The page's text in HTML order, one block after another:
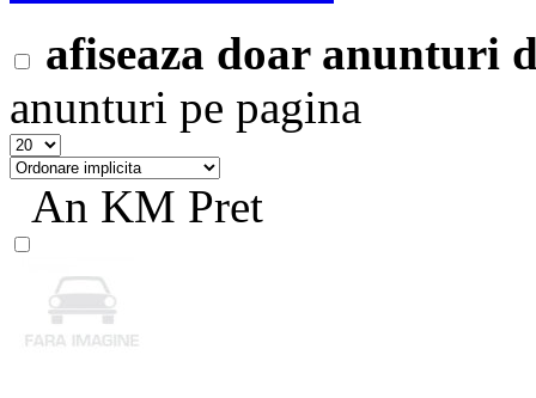
afiseaza doar anunturi
anunturi pe pagina
An KM Pret